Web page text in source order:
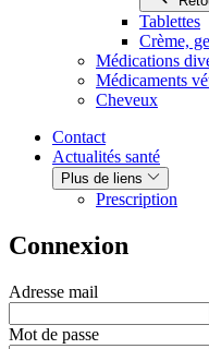
Tablettes
Crème,
Médications
Médicaments
Cheveux
Contact
Actualités santé
Plus de liens
Prescription
Connexion
Adresse mail
Mot de passe